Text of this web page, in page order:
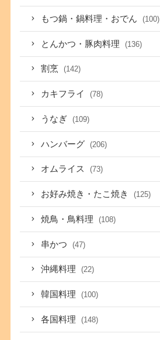
もつ鍋・鍋料理・おでん (100)
とんかつ・豚肉料理 (136)
割烹 (142)
カキフライ (78)
うなぎ (109)
ハンバーグ (206)
オムライス (73)
お好み焼き・たこ焼き (125)
焼鳥・鳥料理 (108)
串かつ (47)
沖縄料理 (22)
韓国料理 (100)
各国料理 (148)